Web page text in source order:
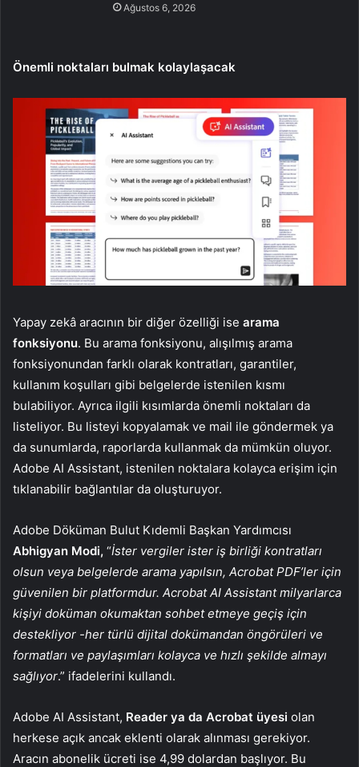
Ağustos 6, 2026
Önemli noktaları bulmak kolaylaşacak
Yapay zekâ aracının bir diğer özelliği ise arama
fonksiyonu. Bu arama fonksiyonu, alışılmış arama
fonksiyonundan farklı olarak kontratları, garantiler,
kullanım koşulları gibi belgelerde istenilen kısmı
bulabiliyor. Ayrıca ilgili kısımlarda önemli noktaları da
listeliyor. Bu listeyi kopyalamak ve mail ile göndermek ya
da sunumlarda, raporlarda kullanmak da mümkün oluyor.
Adobe AI Assistant, istenilen noktalara kolayca erişim için
tıklanabilir bağlantılar da oluşturuyor.
Adobe Döküman Bulut Kıdemli Başkan Yardımcısı
Abhigyan Modi, “İster vergiler ister iş birliği kontratları
olsun veya belgelerde arama yapılsın, Acrobat PDF’ler için
güvenilen bir platformdur. Acrobat AI Assistant milyarlarca
kişiyi doküman okumaktan sohbet etmeye geçiş için
destekliyor -her türlü dijital dokümandan öngörüleri ve
formatları ve paylaşımları kolayca ve hızlı şekilde almayı
sağlıyor.” ifadelerini kullandı.
Adobe AI Assistant, Reader ya da Acrobat üyesi olan
herkese açık ancak eklenti olarak alınması gerekiyor.
Aracın abonelik ücreti ise 4,99 dolardan başlıyor. Bu